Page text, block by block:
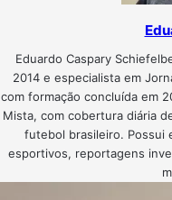
Eduardo Caspary
2014 e especialista em
com formação concluída em
Mista, com cobertura diária
futebol brasileiro. Possui
esportivos, reportagens